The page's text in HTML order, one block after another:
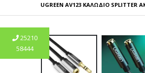
UGREEN AV123 ΚΑΛΏΔΙΟ
25210
58444